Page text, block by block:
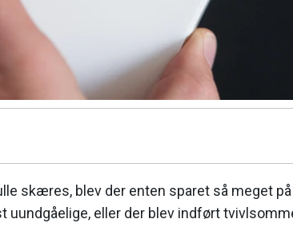
skæres, blev der enten sparet så meget
eller der blev indført